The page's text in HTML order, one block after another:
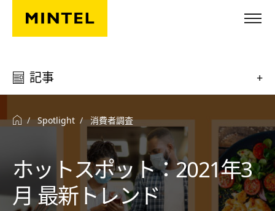
Skip to main content
記事 +
Spotlight 消費者調査
ホットスポット：2021年3
月 最新トレンド